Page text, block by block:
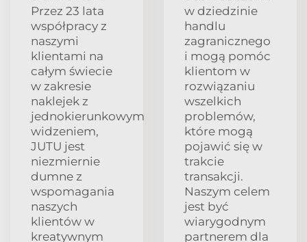
Przez 23 lata
współpracy z
naszymi
klientami na
całym świecie
w zakresie
naklejek z
jednokierunkowym
widzeniem,
JUTU jest
niezmiernie
dumne z
wspomagania
naszych
klientów w
kreatywnym
w dziedzinie
handlu
zagranicznego
i mogą pomóc
klientom w
rozwiązaniu
wszelkich
problemów,
które mogą
pojawić się w
trakcie
transakcji.
Naszym celem
jest być
wiarygodnym
partnerem dla